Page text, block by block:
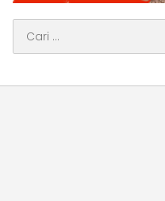
untuk: